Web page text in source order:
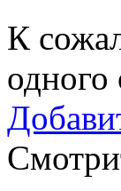
К
одного